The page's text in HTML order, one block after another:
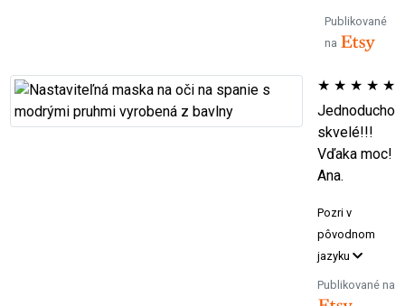
Publikované
na
★ ★ ★ ★ ★
Jednoducho
skvelé!!!
Vďaka moc!
Ana.
Pozri v
pôvodnom
jazyku
Publikované na